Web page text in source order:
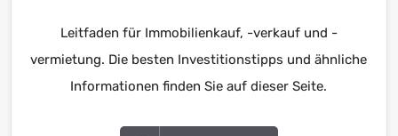
Leitfaden für Immobilienkauf, -verkauf und -
vermietung. Die besten Investitionstipps und ähnliche
Informationen finden Sie auf dieser Seite.